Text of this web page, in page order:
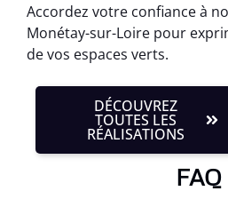
Accordez votre confiance à
Monétay-sur-Loire pour
de vos espaces verts.
DÉCOUVREZ
TOUTES LES
RÉALISATIONS
FAQ